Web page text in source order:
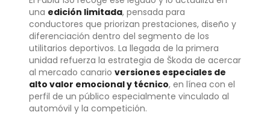
una edición limitada, pensada para
conductores que priorizan prestaciones, diseño y
diferenciación dentro del segmento de los
utilitarios deportivos. La llegada de la primera
unidad refuerza la estrategia de Škoda de acercar
al mercado canario versiones especiales de
alto valor emocional y técnico, en línea con el
perfil de un público especialmente vinculado al
automóvil y la competición.